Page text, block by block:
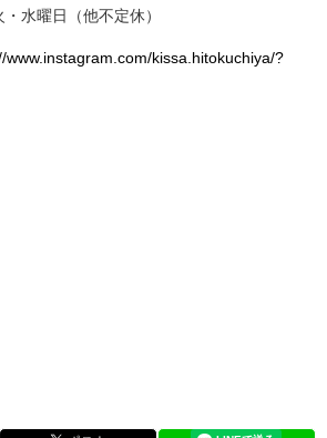
日（他不定休）
www.instagram.com/kissa.hitokuchiya/?